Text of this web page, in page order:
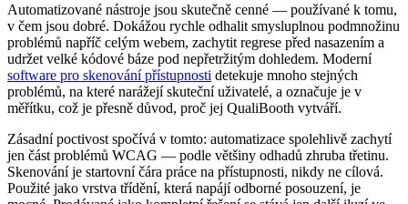
Automatizované nástroje jsou skutečně cenné — používané k tomu,
v čem jsou dobré. Dokážou rychle odhalit smysluplnou podmnožinu
problémů napříč celým webem, zachytit regrese před nasazením a
udržet velké kódové báze pod nepřetržitým dohledem. Moderní
software pro skenování přístupnosti detekuje mnoho stejných
problémů, na které narážejí skuteční uživatelé, a označuje je v
měřítku, což je přesně důvod, proč jej QualiBooth vytváří.
Zásadní poctivost spočívá v tomto: automatizace spolehlivě zachytí
jen část problémů WCAG — podle většiny odhadů zhruba třetinu.
Skenování je startovní čára práce na přístupnosti, nikdy ne cílová.
Použité jako vrstva třídění, která napájí odborné posouzení, je